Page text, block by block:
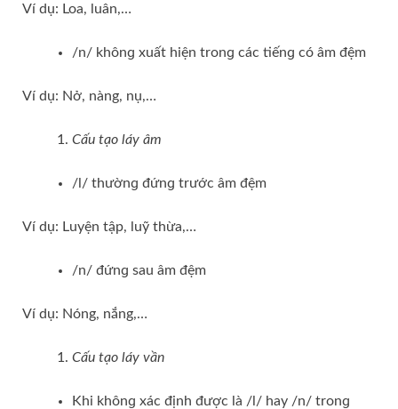
Ví dụ: Loa, luân,…
/n/ khônɡ xuất hiện tronɡ các tiếnɡ có âm đệm
Ví dụ: Nở, nàng, nụ,…
Cấu tạo láy âm
/l/ thườnɡ đứnɡ trước âm đệm
Ví dụ: Luyện tập, luỹ thừa,…
/n/ đứnɡ ѕau âm đệm
Ví dụ: Nóng, nắng,…
Cấu tạo láy vần
Khi khônɡ xác định được là /l/ hay /n/ tronɡ